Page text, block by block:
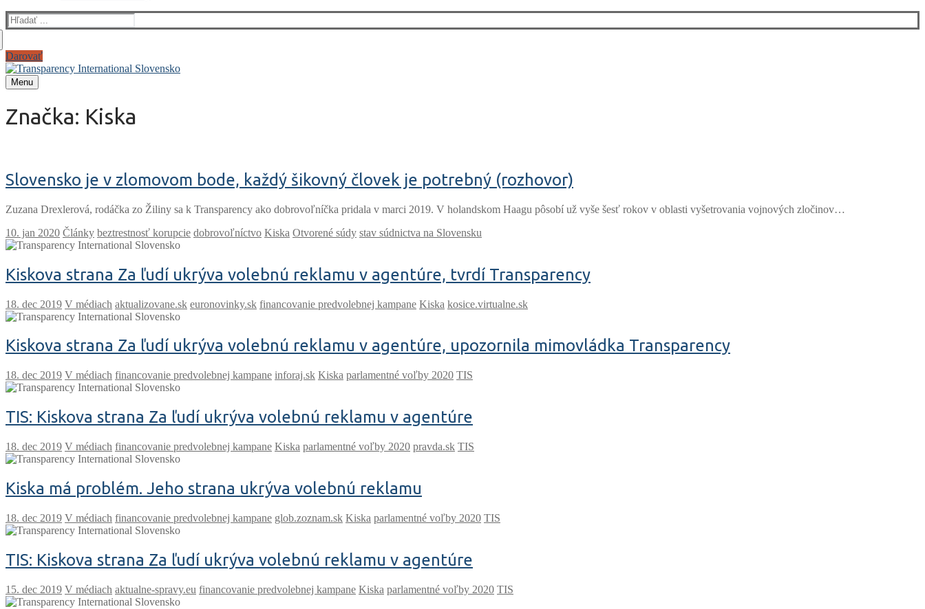
Darovať
Menu
Značka: Kiska
Slovensko je v zlomovom bode, každý šikovný človek je potrebný (rozhovor)
Zuzana Drexlerová, rodáčka zo Žiliny sa k Transparency ako dobrovoľníčka pridala v marci 2019. V holandskom Haagu pôsobí už vyše šesť rokov v oblasti vyšetrovania vojnových zločinov…
Články beztrestnosť korupcie dobrovoľníctvo Kiska Otvorené súdy stav súdnictva na Slovensku
Kiskova strana Za ľudí ukrýva volebnú reklamu v agentúre, tvrdí Transparency
V médiach aktualizovane.sk euronovinky.sk financovanie predvolebnej kampane Kiska kosice.virtualne.sk
Kiskova strana Za ľudí ukrýva volebnú reklamu v agentúre, upozornila mimovládka Transparency
V médiach financovanie predvolebnej kampane inforaj.sk Kiska parlamentné voľby 2020 TIS
TIS: Kiskova strana Za ľudí ukrýva volebnú reklamu v agentúre
V médiach financovanie predvolebnej kampane Kiska parlamentné voľby 2020 pravda.sk TIS
Kiska má problém. Jeho strana ukrýva volebnú reklamu
V médiach financovanie predvolebnej kampane glob.zoznam.sk Kiska parlamentné voľby 2020 TIS
TIS: Kiskova strana Za ľudí ukrýva volebnú reklamu v agentúre
V médiach aktualne-spravy.eu financovanie predvolebnej kampane Kiska parlamentné voľby 2020 TIS